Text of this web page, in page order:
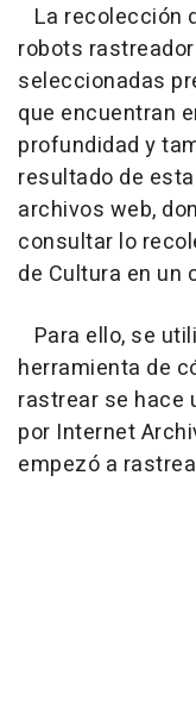
La recolección
robots
seleccionadas
que encuentran
profundidad y
resultado de
archivos web,
consultar lo
de Cultura en un
Para ello, se
herramienta de
rastrear se hace
por Internet
empezó a